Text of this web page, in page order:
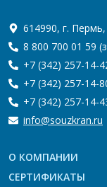
614990, г.
8 800 700 01 59
+7 (342) 257-14-
+7 (342) 257-14-
+7 (342) 257-14-
info@souzkran.ru
О КОМПАНИИ
СЕРТИФИКАТЫ